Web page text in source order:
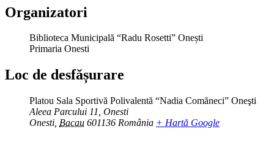
Organizatori
Biblioteca Municipală “Radu Rosetti” Onești
Primaria Onesti
Loc de desfășurare
Platou Sala Sportivă Polivalentă “Nadia Comăneci” Oneşti
Aleea Parcului 11, Onesti
Onesti Bacau 601136 România + Hartă Google